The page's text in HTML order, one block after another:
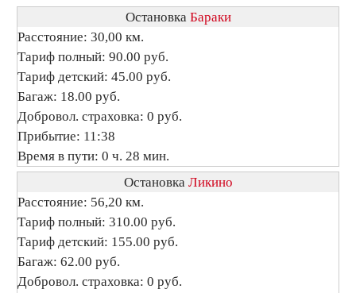
Остановка Бараки
Расстояние: 30,00 км.
Тариф полный: 90.00 руб.
Тариф детский: 45.00 руб.
Багаж: 18.00 руб.
Добровол. страховка: 0 руб.
Прибытие: 11:38
Время в пути: 0 ч. 28 мин.
Остановка Ликино
Расстояние: 56,20 км.
Тариф полный: 310.00 руб.
Тариф детский: 155.00 руб.
Багаж: 62.00 руб.
Добровол. страховка: 0 руб.